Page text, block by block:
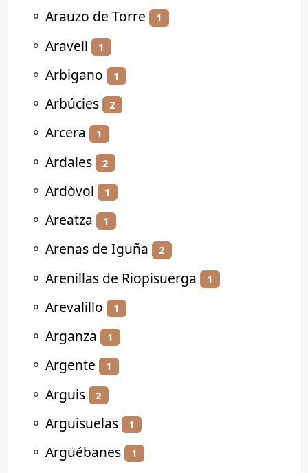
⚬ Arauzo de Torre 1
⚬ Aravell 1
⚬ Arbigano 1
⚬ Arbúcies 2
⚬ Arcera 1
⚬ Ardales 2
⚬ Ardòvol 1
⚬ Areatza 1
⚬ Arenas de Iguña 2
⚬ Arenillas de Riopisuerga 1
⚬ Arevalillo 1
⚬ Arganza 1
⚬ Argente 1
⚬ Arguis 2
⚬ Arguisuelas 1
⚬ Argüébanes 1